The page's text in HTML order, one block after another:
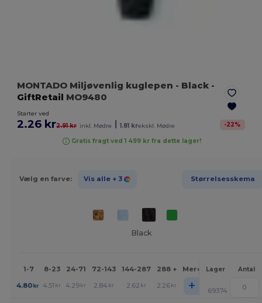
MONTADO Miljøvenlig kuglepen - Black -
GiftRetail MO9480
Starter ved
2.26 kr2.91 kr inkl. Mødre | 1.81 krekskl. Mødre -22%
Gratis fragt ved 1 499 kr fra dette lager!
Vælg en farve: Vis alle + 3 Størrelsesskema
Black
1-7 8-23 24-71 72-143 144-287 288 + Mere Lager Antal
4.80kr 4.51 kr 4.29 kr 2.84 kr 2.62 kr 2.26 kr + 69374